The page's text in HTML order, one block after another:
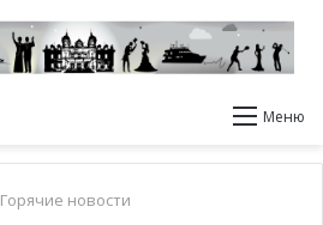
Меню
Горячие новости